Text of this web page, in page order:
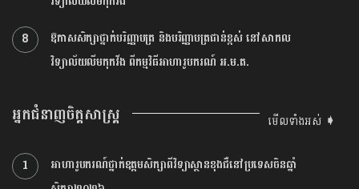
8
ឱកាសសិក្សា​ថ្នាក់បរិញ្ញាបត្រ និង​បរិញ្ញាបត្រជាន់ខ្ពស់ នៅ​សាកល
វិទ្យាល័យលីមកុកវីង ពីកម្មវិធីអាហារូបករណ៍ អ.ម.ត.
អ្នកជំនាញចិត្តសាស្រ្ត មើលទាំងអស់ ➧
1
អាហារូបករណ៍ថ្នាក់ឧត្ដមសិក្សាពីវិទ្យាស្ថានខុងជឺនៅប្រទេសចិនឆ្នាំ